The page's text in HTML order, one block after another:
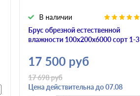
Брус обрезной естественной
влажности 100х200х6000 сорт 1-3
В наличии
17 500 руб
17 698руб
Цена действительна до 07.08